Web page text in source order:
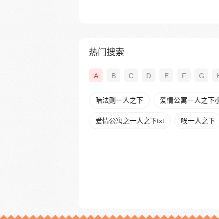
热门搜索
A B C D E F G
暗法则一人之下 爱情公寓一人之下
爱情公寓之一人之下txt 唉一人之下